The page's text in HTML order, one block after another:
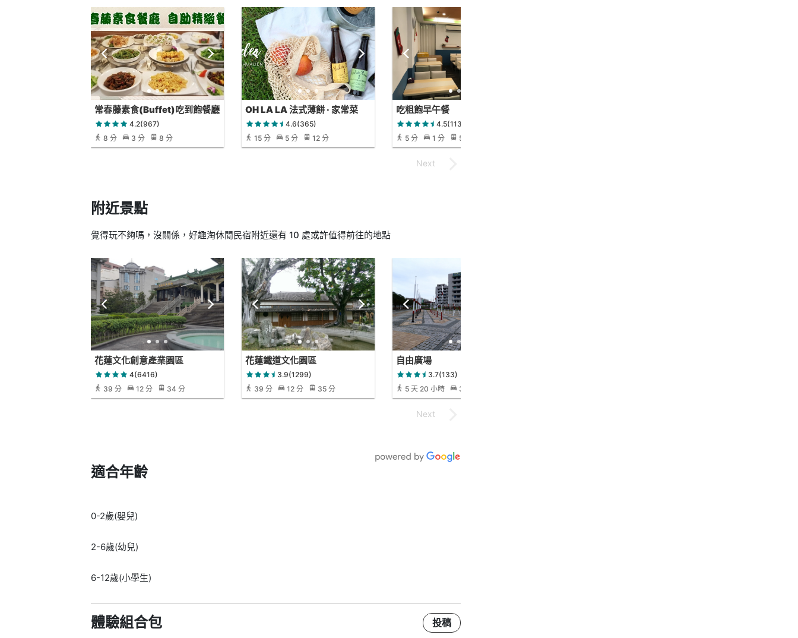
常春藤素食(Buffet)吃到飽餐廳
4.2(967)
8 分
3 分 8 分
OH LA LA 法式薄餅 · 家常菜
4.6(365)
15 分
5 分 12 分
吃粗飽早午餐
4.5(113)
5 分
1 分 5 分
附近景點
覺得玩不夠嗎，沒關係，好趣淘休閒民宿附近還有 10 處或許值得前往的地點
花蓮文化創意產業園區
4(6416)
39 分
12 分 34 分
花蓮鐵道文化園區
3.9(1299)
39 分
12 分 35 分
自由廣場
3.7(133)
5 天 20 小時
3 小時 16 分
小時 26 分
適合年齡
0-2歲(嬰兒)
2-6歲(幼兒)
6-12歲(小學生)
體驗組合包 投稿